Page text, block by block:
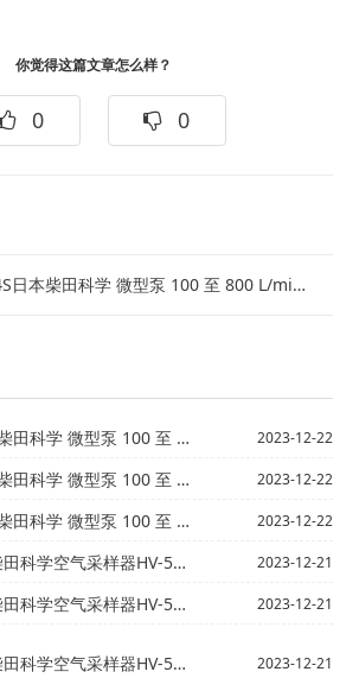
你觉得这篇文章怎么样？
0 0
本柴田科学 微型泵 100 至 800 L/min空气采样...
型泵 100 至 800 L/min空气采样... 2023-12-22
型泵 100 至 800 L/min空气采样... 2023-12-22
型泵 100 至 800 L/min空气采样... 2023-12-22
气采样器HV-500R便携式大容量 2023-12-21
气采样器HV-500R便携式大容量 2023-12-21
气采样器HV-500R便携式大容量 2023-12-21